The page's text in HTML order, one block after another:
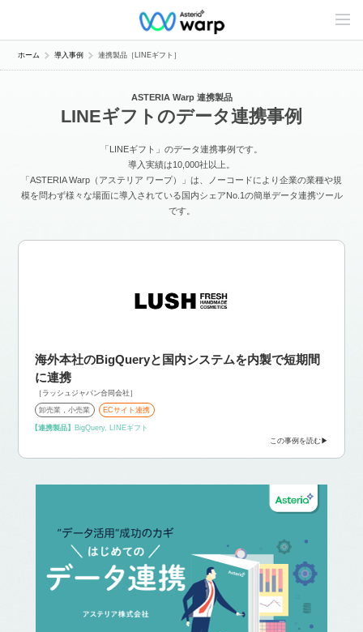
C
n
e
ホーム 導入事例 連携製品［LINEギフト］
ASTERIA Warp 連携製品
LINEギフトのデータ連携事例
「LINEギフト」のデータ連携事例です。
導入実績は10,000社以上。
「ASTERIA Warp（アステリア ワープ）」は、ノーコードにより企業の業種や規
模を問わず様々な場面に導入されている国内シェアNo.1の簡単データ連携ツール
です。
海外本社のBigQueryと国内システムを内製で短期間
に連携
［ラッシュジャパン合同会社］
卸売業，小売業 ECサイト連携
【連携製品】 BigQuery, LINEギフト
この事例を読む